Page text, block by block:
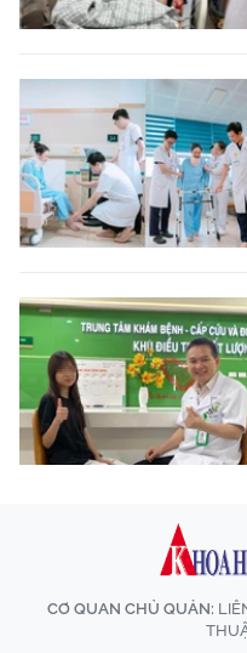
CƠ QUAN CHỦ QUẢN: